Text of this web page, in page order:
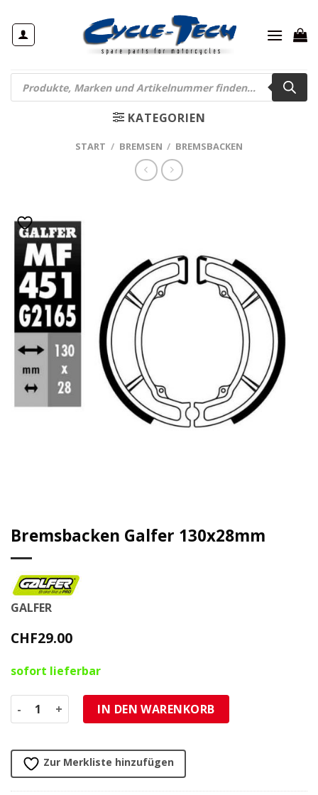
Inhalt
springen
Products
search
KATEGORIEN
START / BREMSEN / BREMSBACKEN
Bremsbacken Galfer 130x28mm
GALFER
CHF29.00
sofort lieferbar
Bremsbacken Galfer 130x28mm Menge
IN DEN WARENKORB
Zur Merkliste hinzufügen